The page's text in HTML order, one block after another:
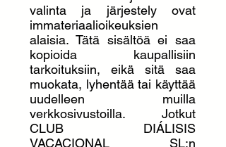
valinta ja järjestely ovat
immateriaalioikeuksien
alaisia. Tätä sisältöä ei saa
kopioida kaupallisiin
tarkoituksiin, eikä sitä saa
muokata, lyhentää tai käyttää
uudelleen muilla
verkkosivustoilla. Jotkut
CLUB DIÁLISIS
VACACIONAL SL:n